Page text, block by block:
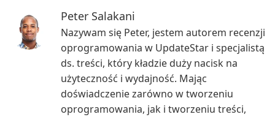
Peter Salakani
Nazywam się Peter, jestem autorem recenzji
oprogramowania w UpdateStar i specjalistą
ds. treści, który kładzie duży nacisk na
użyteczność i wydajność. Mając
doświadczenie zarówno w tworzeniu
oprogramowania, jak i tworzeniu treści,